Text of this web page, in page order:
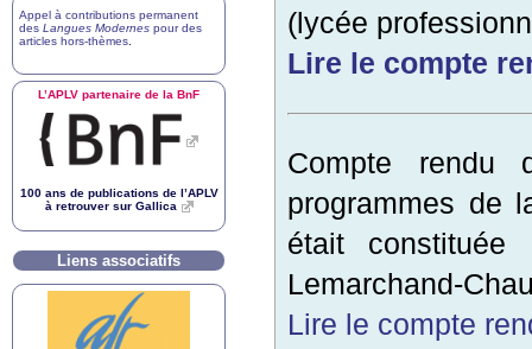
(lycée
Lire le compte
Compte rendu
programmes de
était constituée
Lemarchand-
Lire le compte
Appel à contributions permanent
des Langues Modernes pour des
articles hors-thèmes
L’APLV partenaire de la BnF
100 ans de publications de l’APLV
à retrouver sur Gallica
Liens associatifs